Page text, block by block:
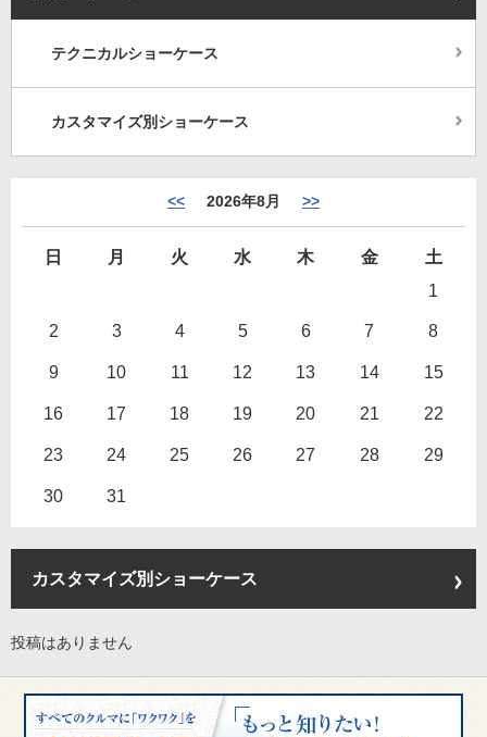
テクニカルショーケース
カスタマイズ別ショーケース
<< 2026年8月 >>
日 月 火 水 木 金
土
1
2 3 4 5 6 7 8
9 10 11 12 13 14 15
16 17 18 19 20 21 22
23 24 25 26 27 28 29
30 31
カスタマイズ別ショーケース
投稿はありません